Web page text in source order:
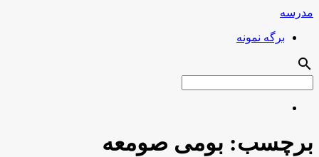
مدرسه
برگه نمونه
search
برچسب: بومی صومعه